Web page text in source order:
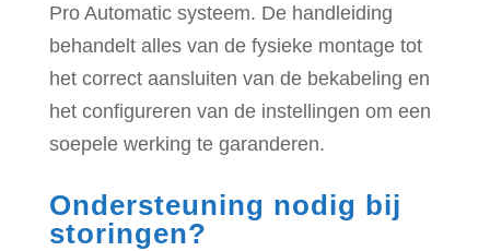
Pro Automatic systeem. De handleiding
behandelt alles van de fysieke montage tot
het correct aansluiten van de bekabeling en
het configureren van de instellingen om een
soepele werking te garanderen.
Ondersteuning nodig bij
storingen?